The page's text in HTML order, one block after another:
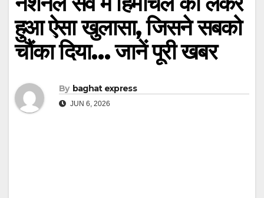
हुआ ऐसा खुलासा, जिसने सबको
चौंका दिया… जानें पूरी खबर
By baghat express
JUN 6, 2026